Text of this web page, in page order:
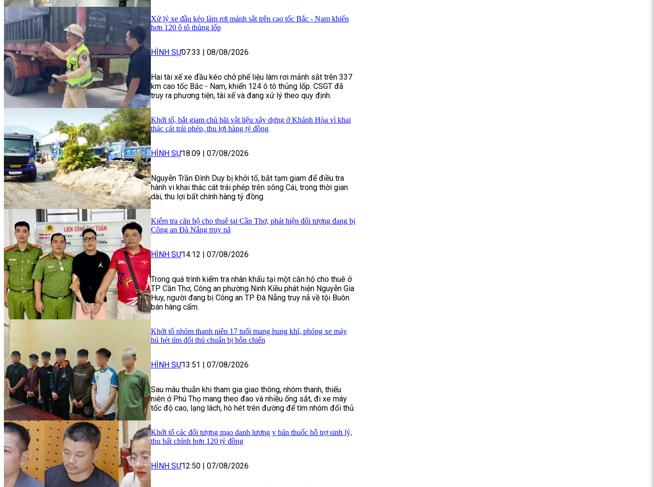
Xử lý xe đầu kéo làm rơi mảnh sắt trên cao tốc Bắc - Nam khiến
hơn 120 ô tô thủng lốp
HÌNH SỰ07:33 08/08/2026
Hai tài xế xe đầu kéo chở phế liệu làm rơi mảnh sắt trên 337
km cao tốc Bắc - Nam, khiến 124 ô tô thủng lốp. CSGT đã
truy ra phương tiện, tài xế và đang xử lý theo quy định.
Khởi tố, bắt giam chủ bãi vật liệu xây dựng ở Khánh Hòa vì khai
thác cát trái phép, thu lợi hàng tỷ đồng
HÌNH SỰ18:09 07/08/2026
Nguyễn Trần Đình Duy bị khởi tố, bắt tạm giam để điều tra
hành vi khai thác cát trái phép trên sông Cái, trong thời gian
dài, thu lợi bất chính hàng tỷ đồng.
Kiểm tra căn hộ cho thuê tại Cần Thơ, phát hiện đối tượng đang bị
Công an Đà Nẵng truy nã
HÌNH SỰ14:12 07/08/2026
Trong quá trình kiểm tra nhân khẩu tại một căn hộ cho thuê ở
TP Cần Thơ, Công an phường Ninh Kiều phát hiện Nguyễn Gia
Huy, người đang bị Công an TP Đà Nẵng truy nã về tội Buôn
bán hàng cấm.
Khởi tố nhóm thanh niên 17 tuổi mang hung khí, phóng xe máy
hú hét tìm đối thủ chuẩn bị hỗn chiến
HÌNH SỰ13:51 07/08/2026
Sau mâu thuẫn khi tham gia giao thông, nhóm thanh, thiếu
niên ở Phú Thọ mang theo đao và nhiều ống sắt, đi xe máy
tốc độ cao, lạng lách, hò hét trên đường để tìm nhóm đối thủ.
Khởi tố các đối tượng mạo danh lương y bán thuốc hỗ trợ sinh lý,
thu bất chính hơn 120 tỷ đồng
HÌNH SỰ12:50 07/08/2026